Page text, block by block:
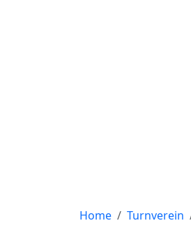
Home Turnverein